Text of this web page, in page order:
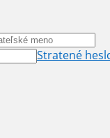
Stratené